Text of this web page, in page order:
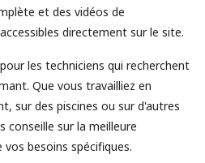
et des vidéos de
directement sur le site.
les techniciens qui recherchent
Que vous travailliez en
sur des piscines ou sur d'autres
conseille sur la meilleure
besoins spécifiques.